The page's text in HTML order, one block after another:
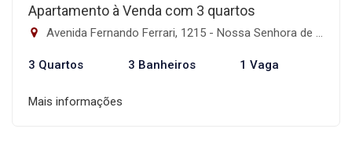
Apartamento à Venda com 3 quartos
Avenida Fernando Ferrari, 1215 - Nossa Senhora de Lourdes, Santa Maria-RS
3 Quartos 3 Banheiros 1 Vaga
Mais informações